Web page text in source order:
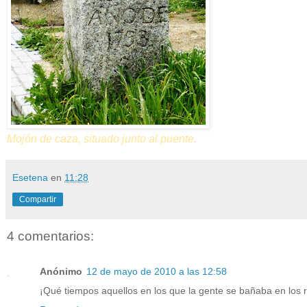
Mojón de caza, situado junto al puente.
Esetena en 11:28
Compartir
4 comentarios:
Anónimo 12 de mayo de 2010 a las 12:58
¡Qué tiempos aquellos en los que la gente se bañaba en los